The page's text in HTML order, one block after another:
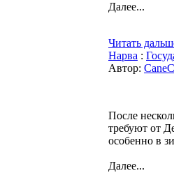
Далее...
Читать
Нарва :
Автор:
После
требуют от
особенно в
Далее...